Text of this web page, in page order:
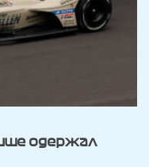
одержал